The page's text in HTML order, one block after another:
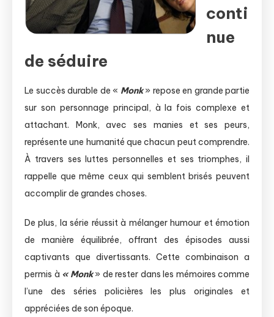
conti
nue
de séduire
Le succès durable de « Monk» repose en grande partie
sur son personnage principal, à la fois complexe et
attachant. Monk, avec ses manies et ses peurs,
représente une humanité que chacun peut comprendre.
À travers ses luttes personnelles et ses triomphes, il
rappelle que même ceux qui semblent brisés peuvent
accomplir de grandes choses.
De plus, la série réussit à mélanger humour et émotion
de manière équilibrée, offrant des épisodes aussi
captivants que divertissants. Cette combinaison a
permis à « Monk» de rester dans les mémoires comme
l’une des séries policières les plus originales et
appréciées de son époque.